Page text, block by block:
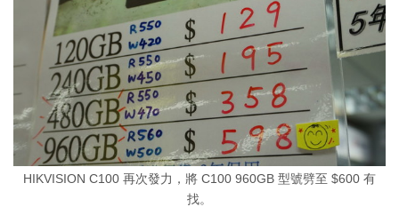
HIKVISION C100 再次發力，將 C100 960GB 型號劈至 $600 有
找。